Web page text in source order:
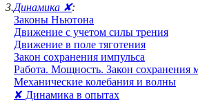
3.Динамика ✘:
Законы Ньютона
Движение с учетом силы трения
Движение в поле тяготения
Закон сохранения импульса
Работа. Мощность. Закон сохранения
Механические колебания и волны
✘ Динамика в опытах